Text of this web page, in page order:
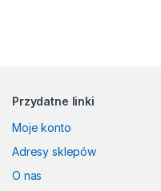
Przydatne linki
Moje konto
Adresy sklepów
O nas